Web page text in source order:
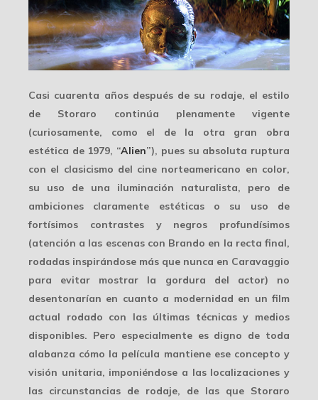
Casi cuarenta años después de su rodaje, el estilo
de Storaro continúa plenamente vigente
(curiosamente, como el de la otra gran obra
estética de 1979, “Alien”), pues su absoluta ruptura
con el clasicismo del cine norteamericano en color,
su uso de una iluminación naturalista, pero de
ambiciones claramente estéticas o su uso de
fortísimos contrastes y negros profundísimos
(atención a las escenas con Brando en la recta final,
rodadas inspirándose más que nunca en Caravaggio
para evitar mostrar la gordura del actor) no
desentonarían en cuanto a modernidad en un film
actual rodado con las últimas técnicas y medios
disponibles. Pero especialmente es digno de toda
alabanza cómo la película mantiene ese concepto y
visión unitaria, imponiéndose a las localizaciones y
las circunstancias de rodaje, de las que Storaro